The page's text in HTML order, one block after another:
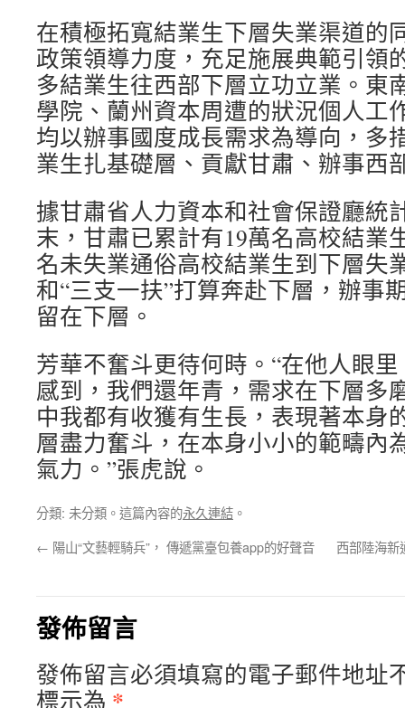
在積極拓寬結業生下層失業渠道的
政策領導力度，充足施展典範引領
多結業生往西部下層立功立業。東
學院、蘭州資本周遭的狀況個人工
均以辦事國度成長需求為導向，多
業生扎基礎層、貢獻甘肅、辦事西
據甘肅省人力資本和社會保證廳統
末，甘肅已累計有19萬名高校結業
名未失業通俗高校結業生到下層失
和“三支一扶”打算奔赴下層，辦事
留在下層。
芳華不奮斗更待何時。“在他人眼
感到，我們還年青，需求在下層多
中我都有收獲有生長，表現著本身
層盡力奮斗，在本身小小的範疇內
氣力。”張虎說。
分類: 未分類。這篇內容的永久連結 。
← 陽山“文藝輕騎兵”， 傳遞黨臺包養app的好聲音 西部陸海新
發佈留言
發佈留言必須填寫的電子郵件地址
標示為 *